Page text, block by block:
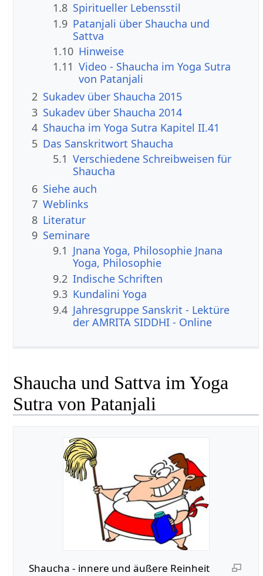
1.8 Spiritueller Lebensstil
1.9 Patanjali über Shaucha und
Sattva
1.10 Hinweise
1.11 Video - Shaucha im Yoga Sutra
von Patanjali
2 Sukadev über Shaucha 2015
3 Sukadev über Shaucha 2014
4 Shaucha im Yoga Sutra Kapitel II.41
5 Das Sanskritwort Shaucha
5.1 Verschiedene Schreibweisen für
Shaucha
6 Siehe auch
7 Weblinks
8 Literatur
9 Seminare
9.1 Jnana Yoga, Philosophie Jnana
Yoga, Philosophie
9.2 Indische Schriften
9.3 Kundalini Yoga
9.4 Jahresgruppe Sanskrit - Lektüre
der AMRITA SIDDHI - Online
Shaucha und Sattva im Yoga
Sutra von Patanjali
Shaucha - innere und äußere Reinheit